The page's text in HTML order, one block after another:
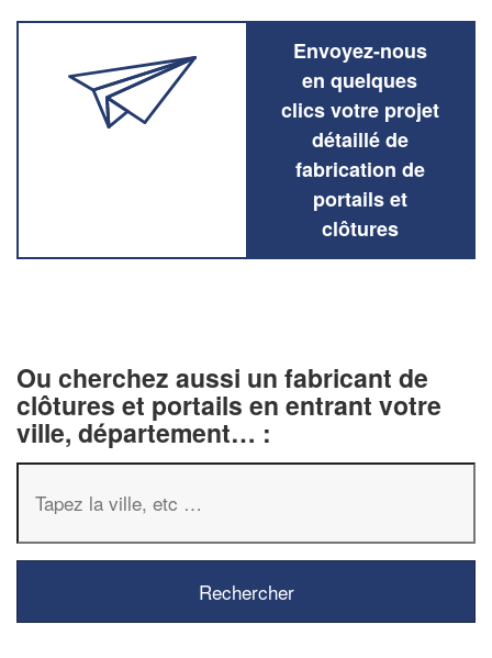
Envoyez-nous
en quelques
clics votre projet
détaillé de
fabrication de
portails et
clôtures
Ou cherchez aussi un fabricant de
clôtures et portails en entrant votre
ville, département… :